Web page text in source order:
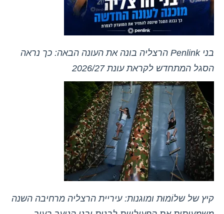
בני Penlink הרצליה בונה את העונה הבאה: כך נראה
הסגל המתחדש לקראת עונת 2026/27
קיץ של שלוֹמוּת ומוגנות: עיריית הרצליה מרחיבה השנה